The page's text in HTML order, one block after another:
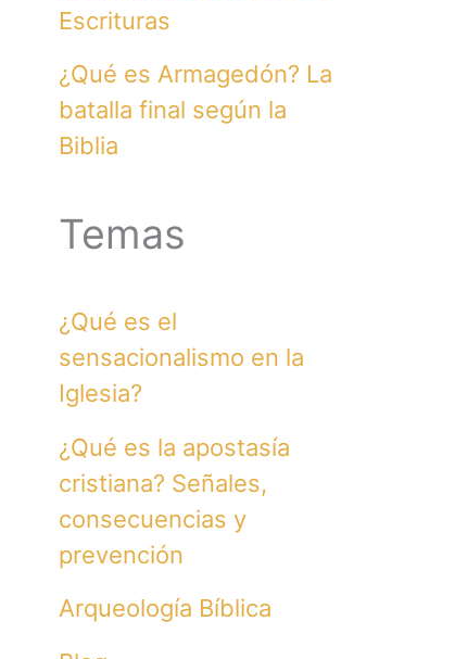
Escrituras
¿Qué es Armagedón? La
batalla final según la
Biblia
Temas
¿Qué es el
sensacionalismo en la
Iglesia?
¿Qué es la apostasía
cristiana? Señales,
consecuencias y
prevención
Arqueología Bíblica